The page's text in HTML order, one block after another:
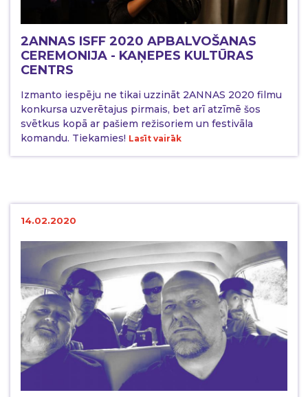
2ANNAS ISFF 2020 APBALVOŠANAS
CEREMONIJA - KAŅEPES KULTŪRAS
CENTRS
Izmanto iespēju ne tikai uzzināt 2ANNAS 2020 filmu
konkursa uzverētajus pirmais, bet arī atzīmē šos
svētkus kopā ar pašiem režisoriem un festivāla
komandu. Tiekamies! Lasīt vairāk
14.02.2020